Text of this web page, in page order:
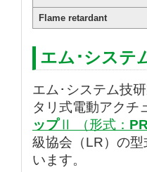
Flame retardant
エム･システ
エム･システム技
タリ式電動アクチ
ップⅡ （形式：
級協会（LR）の
います。